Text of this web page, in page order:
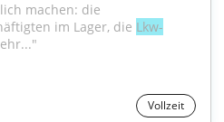
machen: die
im Lager, die Lkw-
Vollzeit